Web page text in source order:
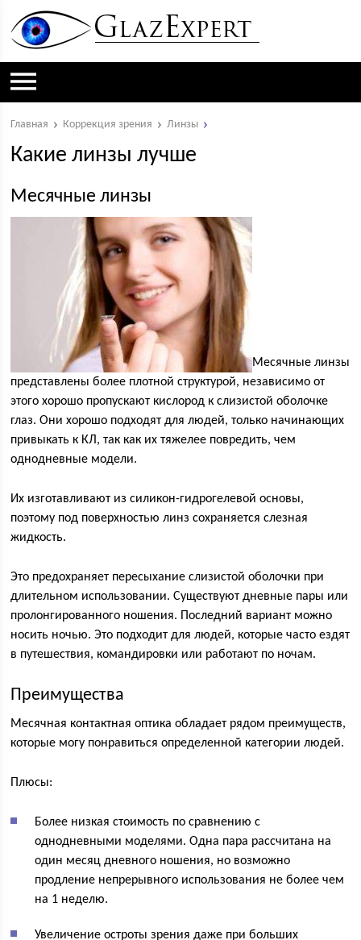
Главная Коррекция зрения Линзы
Какие линзы лучше
Месячные линзы
Месячные линзы
представлены более плотной структурой, независимо от
этого хорошо пропускают кислород к слизистой оболочке
глаз. Они хорошо подходят для людей, только начинающих
привыкать к КЛ, так как их тяжелее повредить, чем
однодневные модели.
Их изготавливают из силикон-гидрогелевой основы,
поэтому под поверхностью линз сохраняется слезная
жидкость.
Это предохраняет пересыхание слизистой оболочки при
длительном использовании. Существуют дневные пары или
пролонгированного ношения. Последний вариант можно
носить ночью. Это подходит для людей, которые часто ездят
в путешествия, командировки или работают по ночам.
Преимущества
Месячная контактная оптика обладает рядом преимуществ,
которые могу понравиться определенной категории людей.
Плюсы:
Более низкая стоимость по сравнению с
однодневными моделями. Одна пара рассчитана на
один месяц дневного ношения, но возможно
продление непрерывного использования не более чем
на 1 неделю.
Увеличение остроты зрения даже при больших